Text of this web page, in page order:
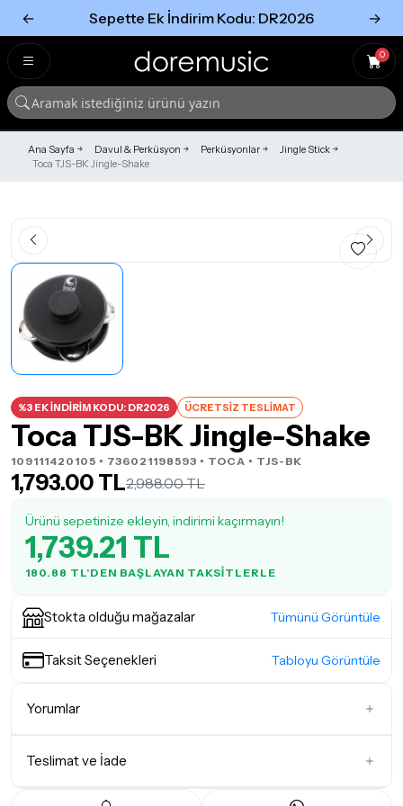
← Sepette Ek İndirim Kodu: DR2026 →
0
Ana Sayfa Davul & Perküsyon Perküsyonlar
Jingle Stick
Toca TJS-BK Jingle-Shake
%3 EK İNDİRİM KODU: DR2026 ÜCRETSİZ TESLİMAT
Toca TJS-BK Jingle-Shake
109111420105 • 736021198593 • TOCA • TJS-BK
1,793.00 TL2,988.00 TL
Ürünü sepetinize ekleyin, indirimi kaçırmayın!
1,739.21 TL
180.88 TL'DEN BAŞLAYAN TAKSITLERLE
Stokta olduğu mağazalar Tümünü Görüntüle
Taksit Seçenekleri Tabloyu Görüntüle
Yorumlar
Teslimat ve İade
Tümünü Gör
Tümünü gör